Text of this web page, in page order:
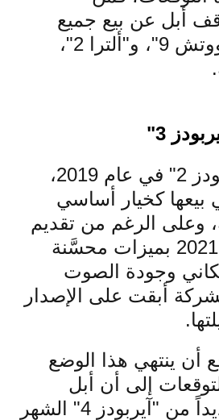
أبل عن بيع جميع
إصدارات "أبل ووتش 9"، و"ألترا 2"،
منذ إطلاق "آيربودز 2" في عام 2019،
كخيار أساسي
وعلى الرغم من تقديم
"آيربودز 3" في 2021 بميزات محسَّنة
وجودة الصوت
أبقت على الإصدار
أن ينتهي هذا الوضع
إلى أن أبل
ستطلق جيلاً جديداً من "آيربودز 4" الشهر